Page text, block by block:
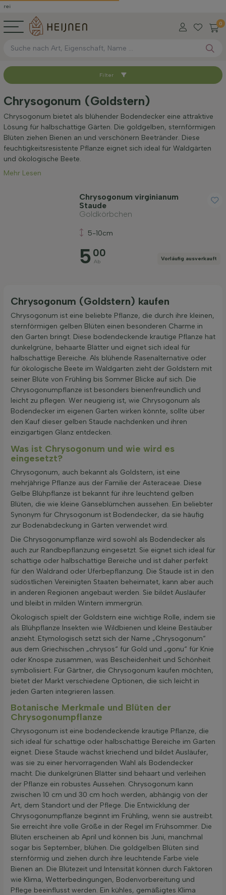
0
Sortieren nach
Standort
Anwendung
Blütezeit
Filter
Chrysogonum (Goldstern)
Chrysogonum bietet als blühender Bodendecker eine attraktive
Lösung für halbschattige Gärten. Die goldgelben, sternförmigen
Blüten ziehen Bienen an und verschönern Beetränder. Diese
feuchtigkeitsresistente Pflanze eignet sich ideal für Waldgärten
und ökologische Beete.
Mehr Lesen
Chrysogonum virginianum
Staude
Goldkörbchen
5-10cm
5 00
Ab
Vorläufig ausverkauft
Chrysogonum (Goldstern) kaufen
Chrysogonum ist eine beliebte Pflanze, die durch ihre kleinen,
sternförmigen gelben Blüten einen besonderen Charme in
den Garten bringt. Diese bodendeckende krautige Pflanze hat
dunkelgrüne, behaarte Blätter und eignet sich ideal für
halbschattige Bereiche. Als blühende Rasenalternative oder
für ökologische Beete im Waldgarten zieht der Goldstern mit
seiner Blüte von Frühling bis Sommer Blicke auf sich. Die
Chrysogonumpflanze ist besonders bienenfreundlich und
leicht zu pflegen. Wer neugierig ist, wie Chrysogonum als
Bodendecker im eigenen Garten wirken könnte, sollte über
den Kauf dieser gelben Staude nachdenken und ihren
einzigartigen Glanz entdecken.
Was ist Chrysogonum und wie wird es
eingesetzt?
Chrysogonum, auch bekannt als Goldstern, ist eine
mehrjährige Pflanze aus der Familie der Asteraceae. Diese
Gelbe Blühpflanze ist bekannt für ihre leuchtend gelben
Blüten, die wie kleine Gänseblümchen aussehen. Ein beliebter
Synonym für Chrysogonum ist Bodendecker, da sie häufig
zur Bodenabdeckung in Gärten verwendet wird.
Die Chrysogonumpflanze wird sowohl als Bodendecker als
auch zur Randbepflanzung eingesetzt. Sie eignet sich ideal für
schattige oder halbschattige Bereiche und ist daher perfekt
für den Waldrand oder Uferbepflanzung. Die Staude ist in den
südöstlichen Vereinigten Staaten beheimatet, kann aber auch
in anderen Regionen angebaut werden. Sie bildet Ausläufer
und bleibt in milden Wintern immergrün.
Ökologisch spielt der Goldstern eine wichtige Rolle, indem sie
als Blühpflanze Insekten wie Wildbienen und kleine Bestäuber
anzieht. Etymologisch setzt sich der Name „Chrysogonum“
aus dem Griechischen „chrysos“ für Gold und „gonu“ für Knie
oder Knospe zusammen, was Bescheidenheit und Schönheit
symbolisiert. Für Gärtner, die Chrysogonum kaufen möchten,
bietet der Markt verschiedene Optionen, die sich leicht in
jeden Garten integrieren lassen.
Botanische Merkmale und Blüten der
Chrysogonumpflanze
Chrysogonum ist eine bodendeckende krautige Pflanze, die
sich ideal für schattige oder halbschattige Bereiche im Garten
eignet. Diese Staude wächst kriechend und bildet Ausläufer,
was sie zu einer hervorragenden Wahl als Bodendecker
macht. Die dunkelgrünen Blätter sind behaart und verleihen
der Pflanze ein robustes Aussehen. Chrysogonum kann
zwischen 10 cm und 30 cm hoch werden, abhängig von der
Art, dem Standort und der Pflege. Die Entwicklung der
Chrysogonumpflanze beginnt im Frühling, wenn sie austreibt.
Sie erreicht ihre volle Größe in der Regel im Frühsommer. Die
Blüten erscheinen ab April und können bis Juni, manchmal
sogar bis September, blühen. Die goldgelben Blüten sind
sternförmig und ziehen durch ihre leuchtende Farbe viele
Bienen an. Die Blütezeit und Intensität können durch Faktoren
wie Klima, Wetterbedingungen, Bodenvorbereitung und
Pflege beeinflusst werden. Ein kühles, gemäßigtes Klima